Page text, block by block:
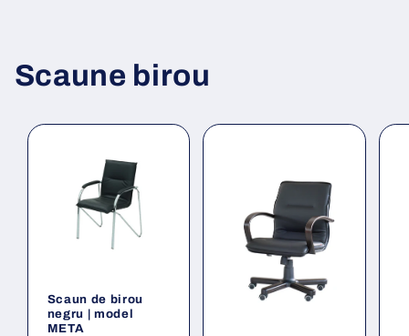
Scaune birou
Scaun de birou
negru | model
META